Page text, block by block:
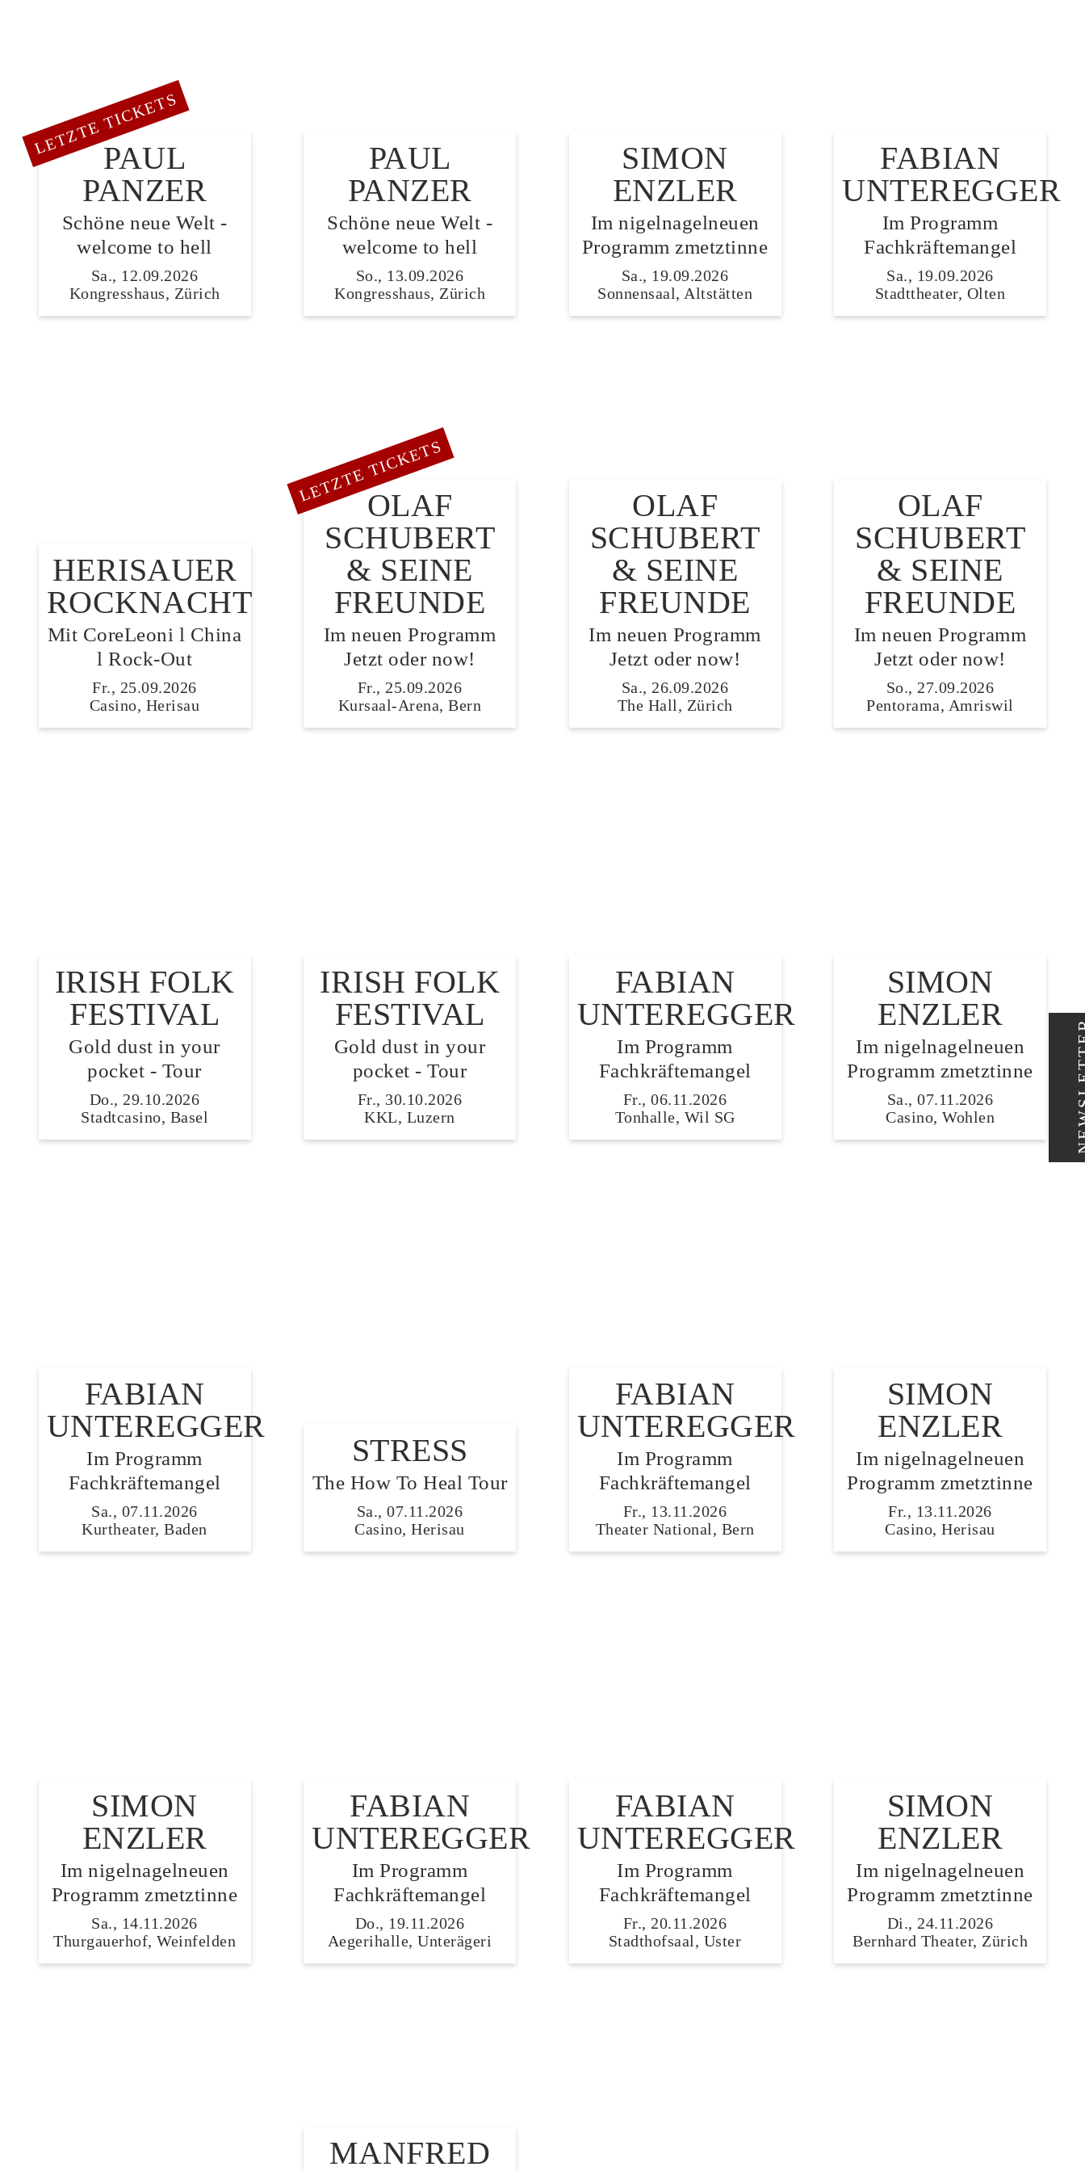
PAUL
PANZER
Schöne neue Welt -
welcome to hell
Sa., 12.09.2026
Kongresshaus, Zürich
LETZTE TICKETS
PAUL
PANZER
Schöne neue Welt -
welcome to hell
So., 13.09.2026
Kongresshaus, Zürich
SIMON
ENZLER
Im nigelnagelneuen
Programm zmetztinne
Sa., 19.09.2026
Sonnensaal, Altstätten
FABIAN
UNTEREGGER
Im Programm
Fachkräftemangel
Sa., 19.09.2026
Stadttheater, Olten
HERISAUER
ROCKNACHT
Mit CoreLeoni l China
l Rock-Out
Fr., 25.09.2026
Casino, Herisau
OLAF
SCHUBERT
& SEINE
FREUNDE
Im neuen Programm
Jetzt oder now!
Fr., 25.09.2026
Kursaal-Arena, Bern
LETZTE TICKETS
OLAF
SCHUBERT
& SEINE
FREUNDE
Im neuen Programm
Jetzt oder now!
Sa., 26.09.2026
The Hall, Zürich
OLAF
SCHUBERT
& SEINE
FREUNDE
Im neuen Programm
Jetzt oder now!
So., 27.09.2026
Pentorama, Amriswil
IRISH FOLK
FESTIVAL
Gold dust in your
pocket - Tour
Do., 29.10.2026
Stadtcasino, Basel
IRISH FOLK
FESTIVAL
Gold dust in your
pocket - Tour
Fr., 30.10.2026
KKL, Luzern
FABIAN
UNTEREGGER
Im Programm
Fachkräftemangel
Fr., 06.11.2026
Tonhalle, Wil SG
SIMON
ENZLER
Im nigelnagelneuen
Programm zmetztinne
Sa., 07.11.2026
Casino, Wohlen
FABIAN
UNTEREGGER
Im Programm
Fachkräftemangel
Sa., 07.11.2026
Kurtheater, Baden
STRESS
The How To Heal Tour
Sa., 07.11.2026
Casino, Herisau
FABIAN
UNTEREGGER
Im Programm
Fachkräftemangel
Fr., 13.11.2026
Theater National, Bern
SIMON
ENZLER
Im nigelnagelneuen
Programm zmetztinne
Fr., 13.11.2026
Casino, Herisau
SIMON
ENZLER
Im nigelnagelneuen
Programm zmetztinne
Sa., 14.11.2026
Thurgauerhof, Weinfelden
FABIAN
UNTEREGGER
Im Programm
Fachkräftemangel
Do., 19.11.2026
Aegerihalle, Unterägeri
FABIAN
UNTEREGGER
Im Programm
Fachkräftemangel
Fr., 20.11.2026
Stadthofsaal, Uster
SIMON
ENZLER
Im nigelnagelneuen
Programm zmetztinne
Di., 24.11.2026
Bernhard Theater, Zürich
MANFRED